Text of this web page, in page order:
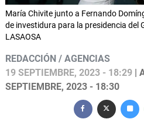
María Chivite junto a Fernando
de investidura para la presidencia del
LASAOSA
REDACCIÓN / AGENCIAS
19 SEPTIEMBRE, 2023 - 18:29 |
SEPTIEMBRE, 2023 - 18:30